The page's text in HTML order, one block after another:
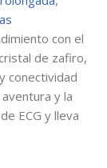
con el
de zafiro,
conectividad
y la
ECG y lleva